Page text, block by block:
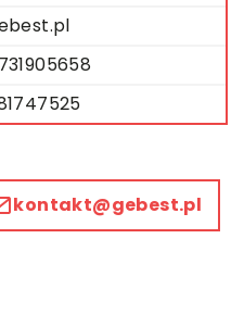
kontakt@gebest.pl